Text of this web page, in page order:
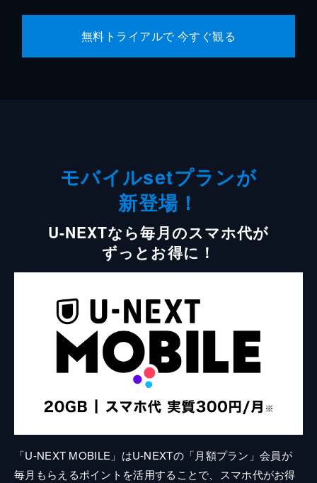
無料トライアルで 今すぐ観る
モバイルsetプランが
新登場！
U-NEXTなら毎月のスマホ代が
ずっとお得に！
「U-NEXT MOBILE」はU-NEXTの「月額プラン」会員が
毎月もらえるポイントを活用することで、スマホ代がお得